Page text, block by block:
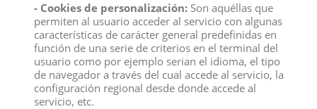
Figura Pvc de Spectra Vondergeist para distribución y compra al por mayor.
Todas las figuras de comansi son habitualmente utilizadas para
confeccionar las monas, tartas de cumpleaños y comuniones.
Adquiera la figura de comansi de Spectra Vondergeist en distribución con
el precio más competitivo del mercado.
- Cookies de personalización: Son aquéllas que
permiten al usuario acceder al servicio con algunas
características de carácter general predefinidas en
función de una serie de criterios en el terminal del
usuario como por ejemplo serian el idioma, el tipo
de navegador a través del cual accede al servicio, la
configuración regional desde donde accede al
servicio, etc.